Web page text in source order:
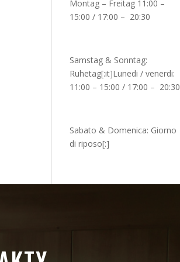
Montag – Freitag 11:00 –
15:00 / 17:00 – 20:30
Samstag & Sonntag:
Ruhetag[:it]Lunedi / venerdi:
11:00 – 15:00 / 17:00 – 20:30
Sabato & Domenica: Giorno
di riposo[:]